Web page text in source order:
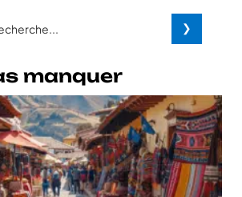
manquer